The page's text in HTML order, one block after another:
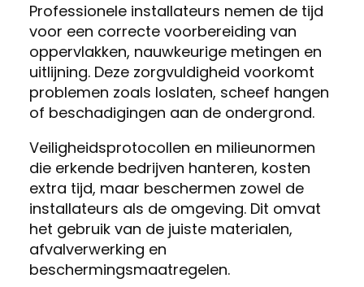
Professionele installateurs nemen de tijd
voor een correcte voorbereiding van
oppervlakken, nauwkeurige metingen en
uitlijning. Deze zorgvuldigheid voorkomt
problemen zoals loslaten, scheef hangen
of beschadigingen aan de ondergrond.
Veiligheidsprotocollen en milieunormen
die erkende bedrijven hanteren, kosten
extra tijd, maar beschermen zowel de
installateurs als de omgeving. Dit omvat
het gebruik van de juiste materialen,
afvalverwerking en
beschermingsmaatregelen.